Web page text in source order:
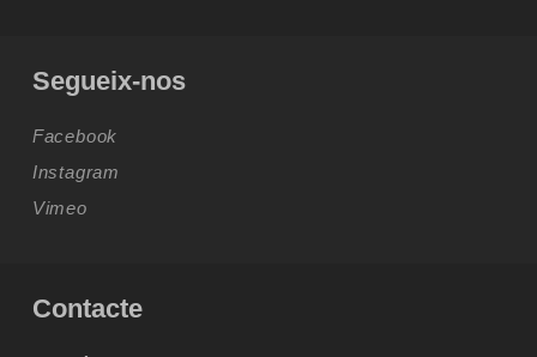
Segueix-nos
Facebook
Instagram
Vimeo
Contacte